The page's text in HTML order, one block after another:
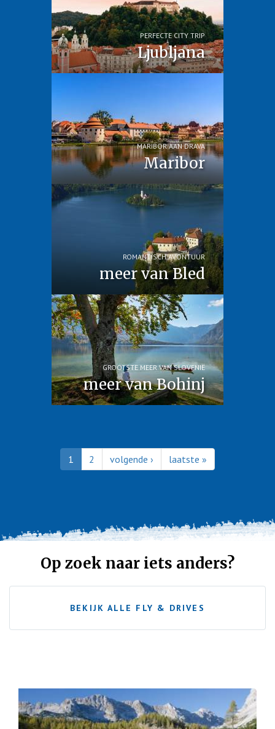
Ljubljana
PERFECTE CITY TRIP
Maribor
MARIBOR AAN DRAVA
meer van Bled
ROMANTISCH AVONTUUR
meer van Bohinj
GROOTSTE MEER VAN SLOVENIË
1 2 volgende › laatste »
Op zoek naar iets anders?
BEKIJK ALLE FLY & DRIVES